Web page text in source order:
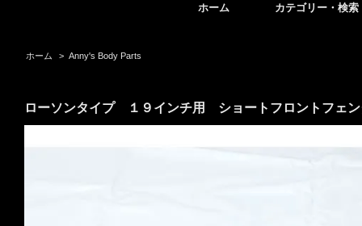
ホーム カテゴリー・検索
ホーム > Anny's Body Parts
ローソンタイプ １９インチ用 ショートフロントフェ